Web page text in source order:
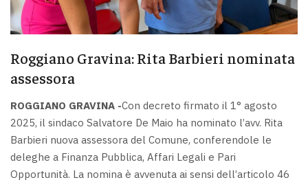
Roggiano Gravina: Rita Barbieri nominata
assessora
ROGGIANO GRAVINA -Con decreto firmato il 1° agosto
2025, il sindaco Salvatore De Maio ha nominato l’avv. Rita
Barbieri nuova assessora del Comune, conferendole le
deleghe a Finanza Pubblica, Affari Legali e Pari
Opportunità. La nomina è avvenuta ai sensi dell’articolo 46